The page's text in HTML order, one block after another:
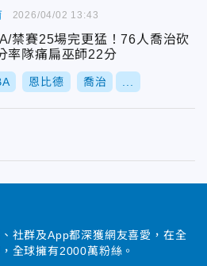
禁賽25場完更猛！76人喬治砍
率隊痛扁巫師22分
恩比德 喬治
2026/04/02 13:43
社群及App都深獲網友喜愛，在全
全球擁有2000萬粉絲。